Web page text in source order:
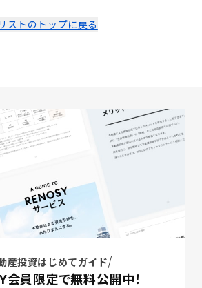
リストのトップに戻る
産投資はじめてガイド
会員限定で無料公開中！